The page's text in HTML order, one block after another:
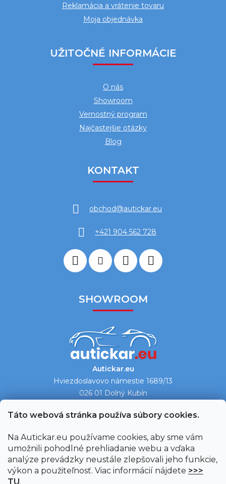
Táto webová stránka používa súbory cookies.
Na Autickar.eu používame cookies, aby sme vám
umožnili pohodlné prehliadanie webu a vďaka
analýze prevádzky neustále zlepšovali jeho funkcie,
výkon a použiteľnosť. Viac informácií nájdete >>>
TU.
Reklamácia a vrátenie tovaru
Moja objednávka
UŽITOČNÉ INFORMÁCIE
O nás
Showroom
Vernostný program
Najčastejšie otázky
Blog
KONTAKT
obchod@autickar.eu
+421 904 562 728
SHOWROOM
Autickar.eu
Hviezdoslavovo námestie 1689/13
026 01 Dolný Kubín
Ukázať na mape →